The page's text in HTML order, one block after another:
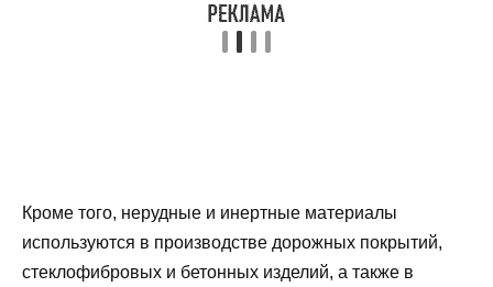
Кроме того, нерудные и инертные материалы
используются в производстве дорожных покрытий,
стеклофибровых и бетонных изделий, а также в